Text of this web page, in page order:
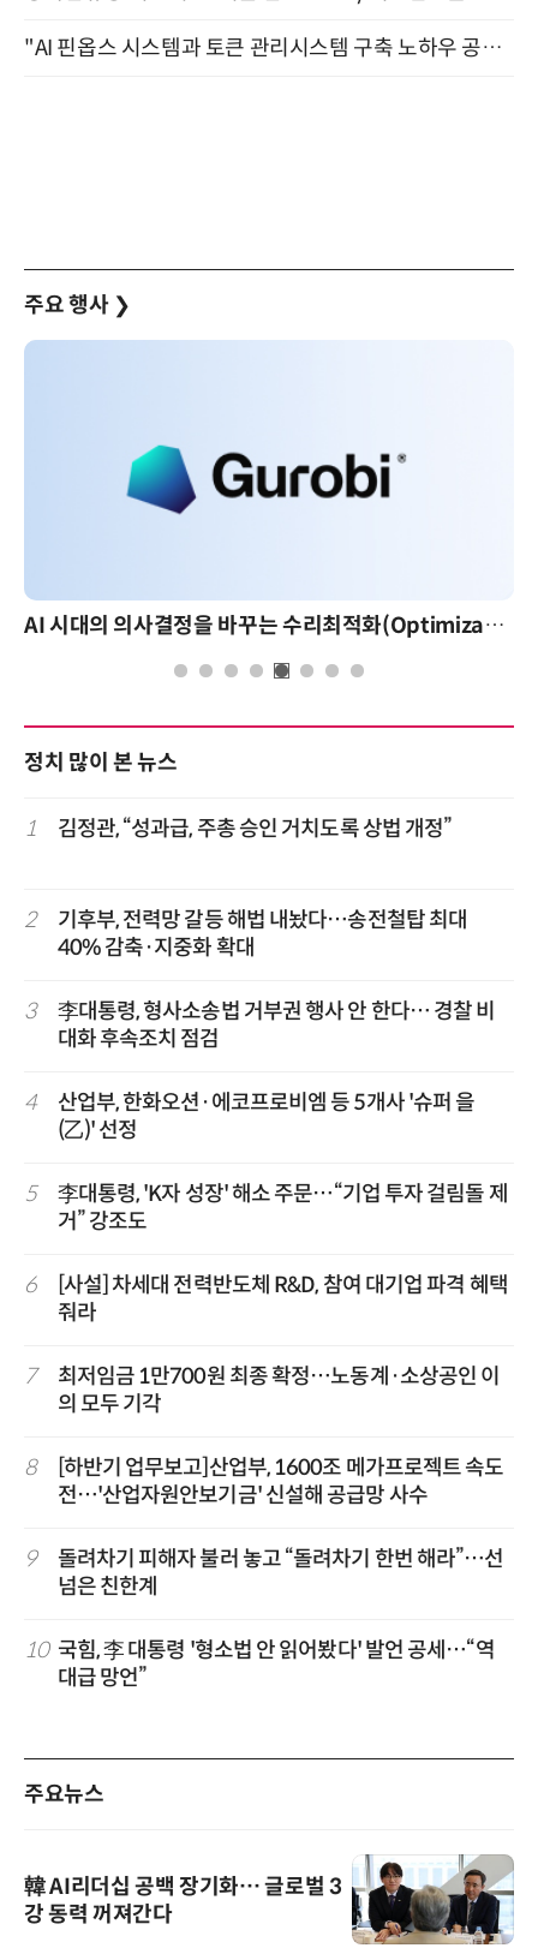
"AI 핀옵스 시스템과 토큰 관리시스템 구축 노하우 공개" 잠실 한국광고문화회관 2층 대회의실 (8/21)
주요 행사 ❯
AI 시대의 의사결정을 바꾸는 수리최적화(Optimization): 실제 산업 적용 사례와 활용 전략
정치 많이 본 뉴스
1 김정관, “성과급, 주총 승인 거치도록 상법 개정”
2
기후부, 전력망 갈등 해법 내놨다…송전철탑 최대
40% 감축·지중화 확대
3
李대통령, 형사소송법 거부권 행사 안 한다… 경찰 비
대화 후속조치 점검
4
산업부, 한화오션·에코프로비엠 등 5개사 '슈퍼 을
(乙)' 선정
5
李대통령, 'K자 성장' 해소 주문…“기업 투자 걸림돌 제
거” 강조도
6
[사설] 차세대 전력반도체 R&D, 참여 대기업 파격 혜택
줘라
7
최저임금 1만700원 최종 확정…노동계·소상공인 이
의 모두 기각
8
[하반기 업무보고]산업부, 1600조 메가프로젝트 속도
전…'산업자원안보기금' 신설해 공급망 사수
9
돌려차기 피해자 불러 놓고 “돌려차기 한번 해라”…선
넘은 친한계
10 국힘, 李 대통령 '형소법 안 읽어봤다' 발언 공세…“역
대급 망언”
주요뉴스
韓 AI리더십 공백 장기화… 글로벌 3
강 동력 꺼져간다